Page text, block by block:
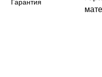
Гарантия